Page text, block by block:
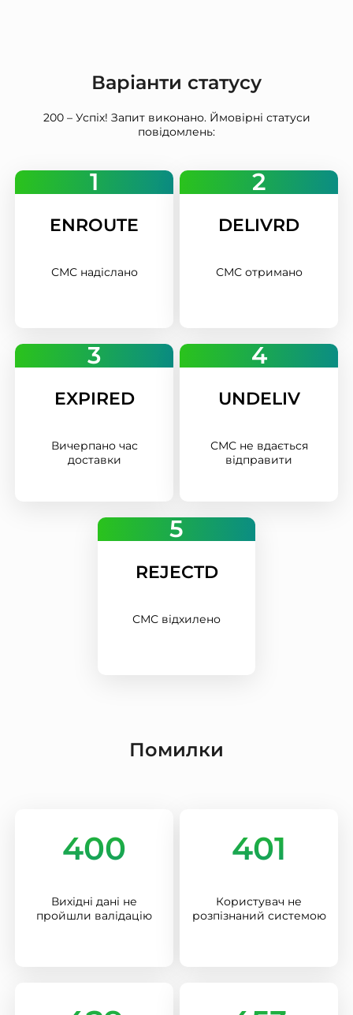
Варіанти статусу
200 – Успіх! Запит виконано. Ймовірні статуси
повідомлень:
1
ENROUTE
СМС надіслано
2
DELIVRD
СМС отримано
3
EXPIRED
Вичерпано час
доставки
4
UNDELIV
СМС не вдається
відправити
5
REJECTD
СМС відхилено
Помилки
400
Вихідні дані не
пройшли валідацію
401
Користувач не
розпізнаний системою